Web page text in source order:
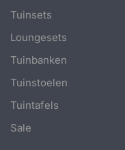
Tuinsets
Loungesets
Tuinbanken
Tuinstoelen
Tuintafels
Sale